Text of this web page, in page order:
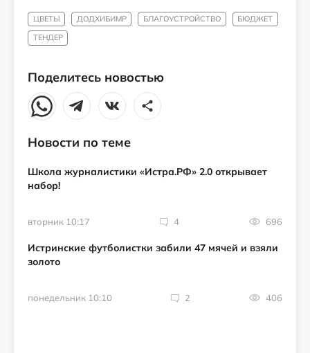
ЦВЕТЫ ДОДХИБИМР БЛАГОУСТРОЙСТВО
БЮДЖЕТ
ТЕНДЕР
Поделитесь новостью
Новости по теме
Школа журналистики «Истра.РФ» 2.0 открывает
набор!
вторник 10:17 4 696
Истринские футболистки забили 47 мячей и взяли
золото
понедельник 10:10 2 406